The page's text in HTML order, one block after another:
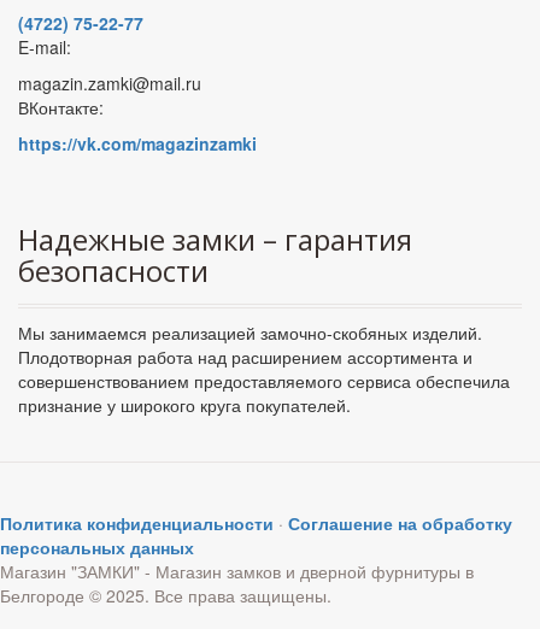
(4722) 75-22-77
E-mail:
magazin.zamki@mail.ru
ВКонтакте:
https://vk.com/magazinzamki
Надежные замки – гарантия
безопасности
Мы занимаемся реализацией замочно-скобяных изделий.
Плодотворная работа над расширением ассортимента и
совершенствованием предоставляемого сервиса обеспечила
признание у широкого круга покупателей.
Политика конфиденциальности · Соглашение на обработку
персональных данных
Магазин "ЗАМКИ" - Магазин замков и дверной фурнитуры в
Белгороде © 2025. Все права защищены.